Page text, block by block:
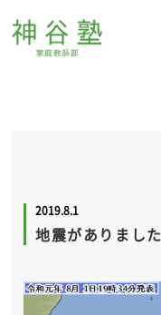
2019.8.1
地震がありました